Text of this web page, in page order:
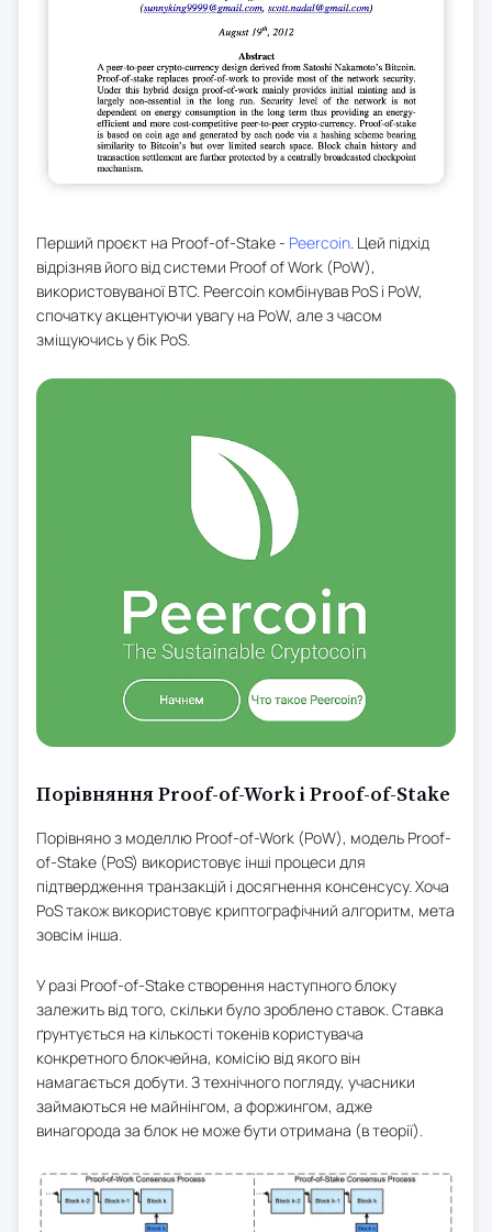
Перший проєкт на Proof-of-Stake - Peercoin. Цей підхід
відрізняв його від системи Proof of Work (PoW),
використовуваної BTC. Peercoin комбінував PoS і PoW,
спочатку акцентуючи увагу на PoW, але з часом
зміщуючись у бік PoS.
Порівняння Proof-of-Work і Proof-of-Stake
Порівняно з моделлю Proof-of-Work (PoW), модель Proof-
of-Stake (PoS) використовує інші процеси для
підтвердження транзакцій і досягнення консенсусу. Хоча
PoS також використовує криптографічний алгоритм, мета
зовсім інша.
У разі Proof-of-Stake створення наступного блоку
залежить від того, скільки було зроблено ставок. Ставка
ґрунтується на кількості токенів користувача
конкретного блокчейна, комісію від якого він
намагається добути. З технічного погляду, учасники
займаються не майнінгом, а форжингом, адже
винагорода за блок не може бути отримана (в теорії).